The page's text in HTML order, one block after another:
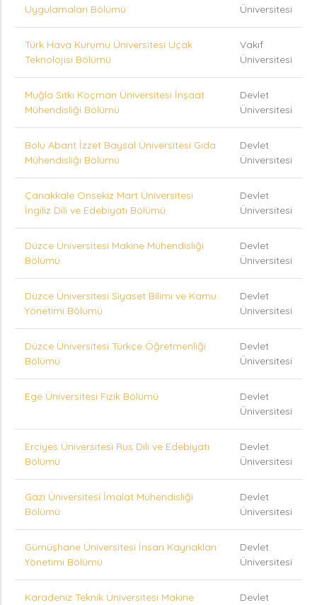
Uygulamaları Bölümü
Üniversitesi
Türk Hava Kurumu Üniversitesi Uçak
Teknolojisi Bölümü
Vakıf
Üniversitesi
Muğla Sıtkı Koçman Üniversitesi İnşaat
Mühendisliği Bölümü
Devlet
Üniversitesi
Bolu Abant İzzet Baysal Üniversitesi Gıda
Mühendisliği Bölümü
Devlet
Üniversitesi
Çanakkale Onsekiz Mart Üniversitesi
İngiliz Dili ve Edebiyatı Bölümü
Devlet
Üniversitesi
Düzce Üniversitesi Makine Mühendisliği
Bölümü
Devlet
Üniversitesi
Düzce Üniversitesi Siyaset Bilimi ve Kamu
Yönetimi Bölümü
Devlet
Üniversitesi
Düzce Üniversitesi Türkçe Öğretmenliği
Bölümü
Devlet
Üniversitesi
Ege Üniversitesi Fizik Bölümü
Devlet
Üniversitesi
Erciyes Üniversitesi Rus Dili ve Edebiyatı
Bölümü
Devlet
Üniversitesi
Gazi Üniversitesi İmalat Mühendisliği
Bölümü
Devlet
Üniversitesi
Gümüşhane Üniversitesi İnsan Kaynakları
Yönetimi Bölümü
Devlet
Üniversitesi
Karadeniz Teknik Üniversitesi Makine
Devlet